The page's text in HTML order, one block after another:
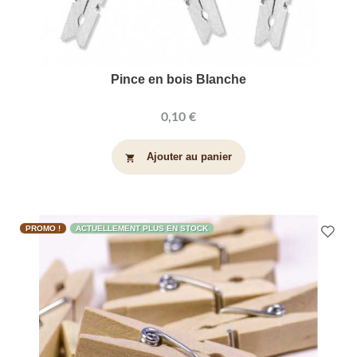
Pince en bois Blanche
0,10 €
shopping_cart Ajouter au panier
PROMO ! ACTUELLEMENT PLUS EN STOCK